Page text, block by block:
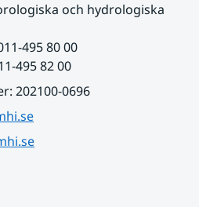
och hydrologiska
495 80 00
495 82 00
202100-0696